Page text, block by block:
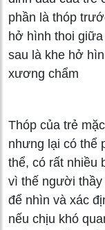
phần là thóp
hở hình thoi
sau là khe hở
xương chẩm
Thóp của trẻ
nhưng lại có thể
thể, có rất nhiều
vì thế người
để nhìn và xác
nếu chịu khó